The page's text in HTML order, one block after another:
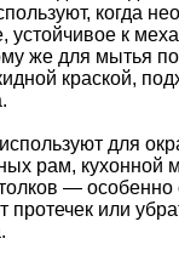
когда
устойчивое к
же для мытья
краской,
для
рам, кухонной
— особенно
протечек или